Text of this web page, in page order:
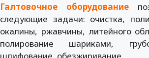
Галтовочное оборудование
следующие задачи: очистка,
окалины, ржавчины, литейного
полирование шариками,
шлифование, обезжиривание.